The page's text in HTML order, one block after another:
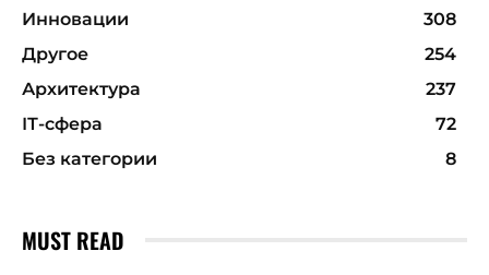
Инновации
308
Другое
254
Архитектура
237
ІТ-сфера
72
Без категории
8
MUST READ